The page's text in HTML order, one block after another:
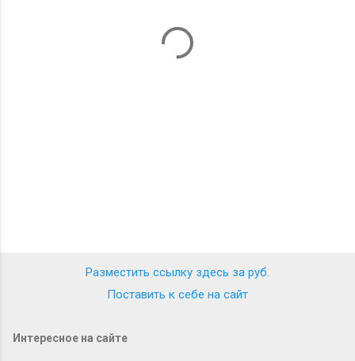
Разместить ссылку здесь за руб.
Поставить к себе на сайт
Интересное на сайте